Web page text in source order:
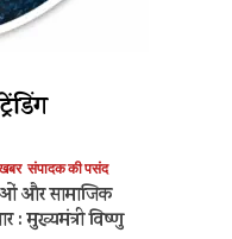
संपादक की पसंद
और सामाजिक
: मुख्यमंत्री विष्णु